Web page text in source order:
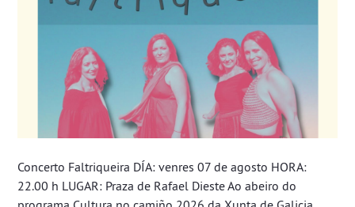
Concerto Faltriqueira DÍA: venres 07 de agosto HORA:
22.00 h LUGAR: Praza de Rafael Dieste Ao abeiro do